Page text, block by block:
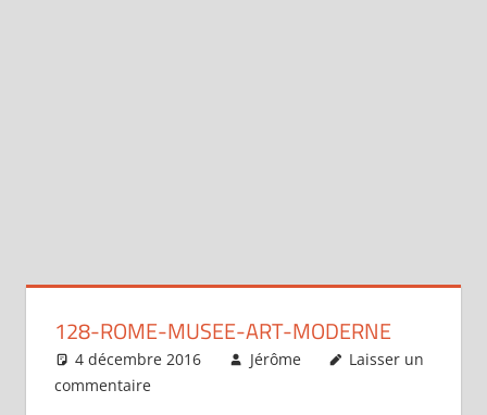
128-ROME-MUSEE-ART-MODERNE
4 décembre 2016 Jérôme
Laisser un
commentaire